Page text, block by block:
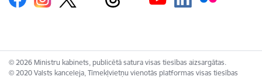
© 2026 Ministru kabinets, publicētā satura visas tiesības aizsargātas.
© 2020 Valsts kanceleja, Tīmekļvietņu vienotās platformas visas tiesības